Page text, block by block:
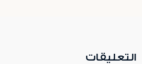
التعليقات